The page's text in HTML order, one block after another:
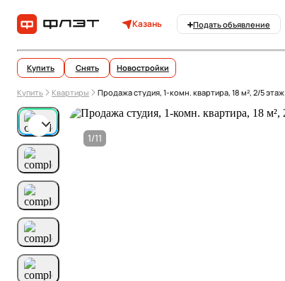
Казань Подать объявление
Купить Снять Новостройки
Купить Квартиры Продажа студия, 1-комн. квартира, 18 м², 2/5 этаж
1/11